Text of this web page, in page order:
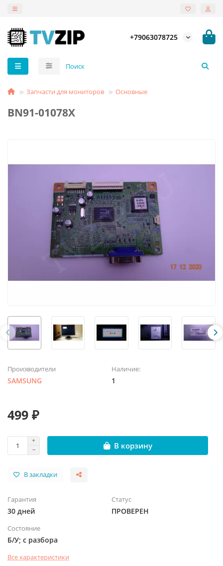
+79063078725
Запчасти для мониторов Основные
BN91-01078X
Производители
SAMSUNG
Наличие:
1
499 ₽
В корзину
В закладки
Гарантия
30 дней
Статус
ПРОВЕРЕН
Состояние
Б/У; с разбора
Все характеристики